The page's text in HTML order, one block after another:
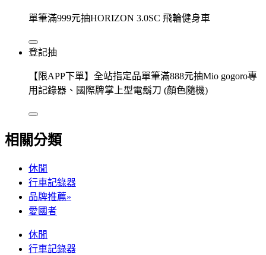
單筆滿999元抽HORIZON 3.0SC 飛輪健身車
登記抽
【限APP下單】全站指定品單筆滿888元抽Mio gogoro專
用記錄器、國際牌掌上型電鬍刀 (顏色隨機)
相關分類
休閒
行車記錄器
品牌推薦»
愛國者
休閒
行車記錄器